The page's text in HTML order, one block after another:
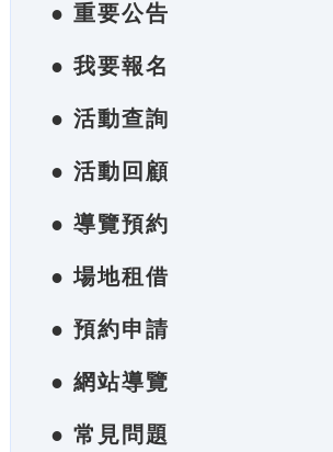
● 重要公告
● 我要報名
● 活動查詢
● 活動回顧
● 導覽預約
● 場地租借
● 預約申請
● 網站導覽
● 常見問題